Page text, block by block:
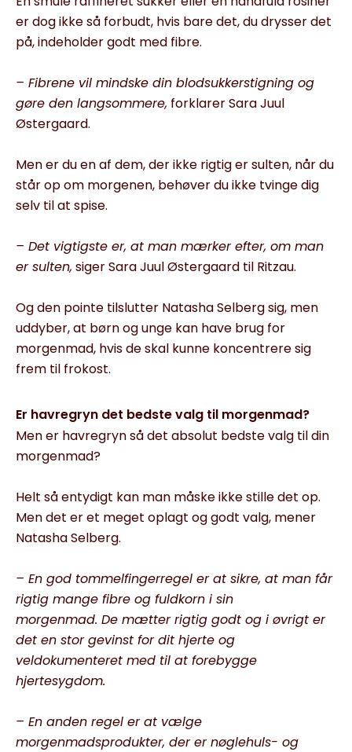
er dog ikke så forbudt, hvis bare det, du drysser det
på, indeholder godt med fibre.
– Fibrene vil mindske din blodsukkerstigning og
gøre den langsommere, forklarer Sara Juul
Østergaard.
Men er du en af dem, der ikke rigtig er sulten, når du
står op om morgenen, behøver du ikke tvinge dig
selv til at spise.
– Det vigtigste er, at man mærker efter, om man
er sulten, siger Sara Juul Østergaard til Ritzau.
Og den pointe tilslutter Natasha Selberg sig, men
uddyber, at børn og unge kan have brug for
morgenmad, hvis de skal kunne koncentrere sig
frem til frokost.
Er havregryn det bedste valg til morgenmad?
Men er havregryn så det absolut bedste valg til din
morgenmad?
Helt så entydigt kan man måske ikke stille det op.
Men det er et meget oplagt og godt valg, mener
Natasha Selberg.
– En god tommelfingerregel er at sikre, at man får
rigtig mange fibre og fuldkorn i sin
morgenmad. De mætter rigtig godt og i øvrigt er
det en stor gevinst for dit hjerte og
veldokumenteret med til at forebygge
hjertesygdom.
– En anden regel er at vælge
morgenmadsprodukter, der er nøglehuls- og